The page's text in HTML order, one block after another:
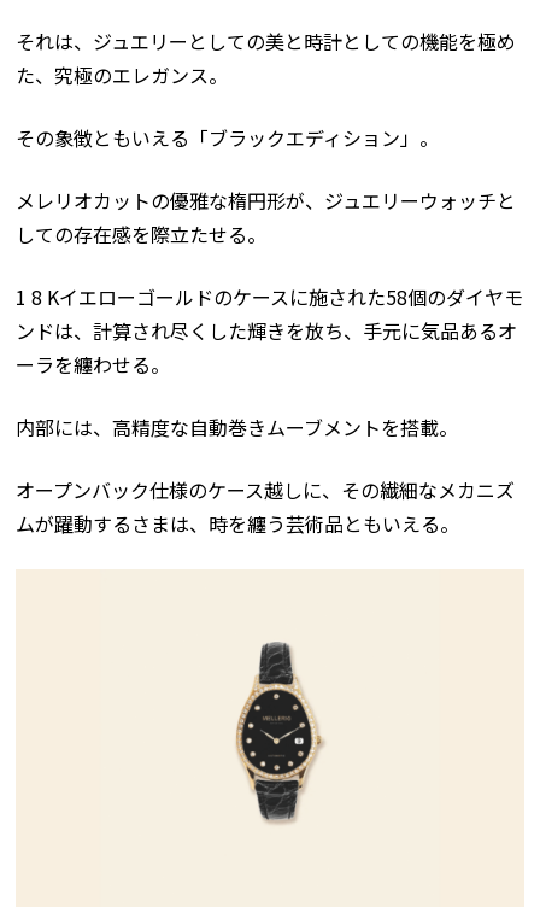
それは、ジュエリーとしての美と時計としての機能を極め
た、究極のエレガンス。
その象徴ともいえる「ブラックエディション」。
メレリオカットの優雅な楕円形が、ジュエリーウォッチと
しての存在感を際立たせる。
1 8 Kイエローゴールドのケースに施された58個のダイヤモ
ンドは、計算され尽くした輝きを放ち、手元に気品あるオ
ーラを纏わせる。
内部には、高精度な自動巻きムーブメントを搭載。
オープンバック仕様のケース越しに、その繊細なメカニズ
ムが躍動するさまは、時を纏う芸術品ともいえる。